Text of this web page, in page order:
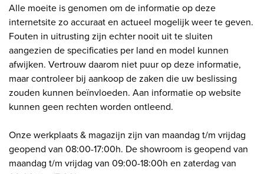
Alle moeite is genomen om de informatie op deze
internetsite zo accuraat en actueel mogelijk weer te geven.
Fouten in uitrusting zijn echter nooit uit te sluiten
aangezien de specificaties per land en model kunnen
afwijken. Vertrouw daarom niet puur op deze informatie,
maar controleer bij aankoop de zaken die uw beslissing
zouden kunnen beïnvloeden. Aan informatie op website
kunnen geen rechten worden ontleend.
Onze werkplaats & magazijn zijn van maandag t/m vrijdag
geopend van 08:00-17:00h. De showroom is geopend van
maandag t/m vrijdag van 09:00-18:00h en zaterdag van